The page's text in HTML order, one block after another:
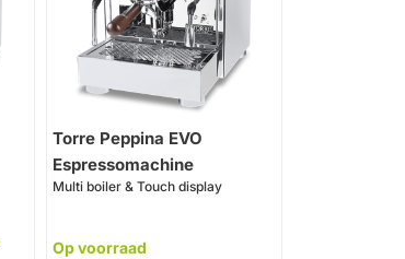
Torre Peppina EVO
Espressomachine
Multi boiler & Touch display
Op voorraad